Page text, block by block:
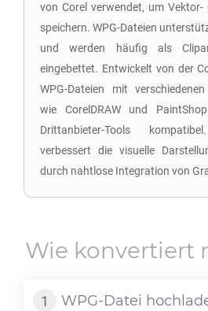
von Corel verwendet, um
speichern. WPG-Dateien
und werden häufig als
eingebettet. Entwickelt von der
WPG-Dateien mit
wie CorelDRAW und
Drittanbieter-Tools
verbessert die visuelle
durch nahtlose Integration von
Wie konvertiert
WPG-Datei